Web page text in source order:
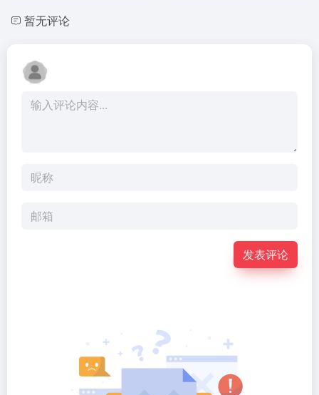
暂无评论
发表评论